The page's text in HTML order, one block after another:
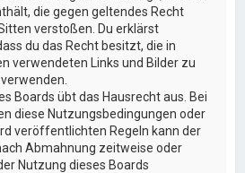
die gegen geltendes Recht
verstoßen. Du erklärst
du das Recht besitzt, die in
verwendeten Links und Bilder zu
Boards übt das Hausrecht aus. Bei
diese Nutzungsbedingungen oder
veröffentlichten Regeln kann der
Abmahnung zeitweise oder
Nutzung dieses Boards